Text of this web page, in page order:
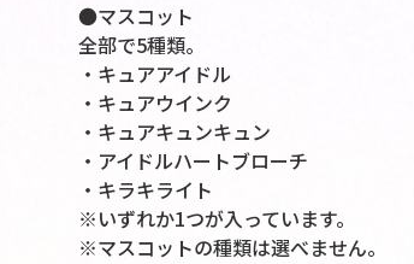
●マスコット
全部で5種類。
・キュアアイドル
・キュアウインク
・キュアキュンキュン
・アイドルハートブローチ
・キラキライト
※いずれか1つが入っています。
※マスコットの種類は選べません。